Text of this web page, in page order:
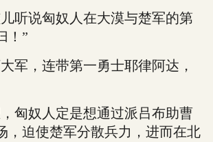
说匈奴人在大漠与楚军的第
！”
，连带第一勇士耶律阿达，
奴人定是想通过派吕布助曹
，迫使楚军分散兵力，进而在北